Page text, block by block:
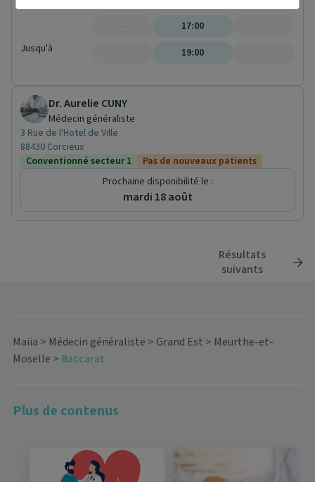
Jusqu'à
-
-
17:00
19:00
-
-
Dr. Aurelie CUNY
Médecin généraliste
3 Rue de l'Hotel de Ville
88430 Corcieux
Conventionné secteur 1
Pas de nouveaux patients
Prochaine disponibilité le :
mardi 18 août
Résultats
suivants
Maiia > Médecin généraliste > Grand Est > Meurthe-et-
Moselle > Baccarat
Plus de contenus